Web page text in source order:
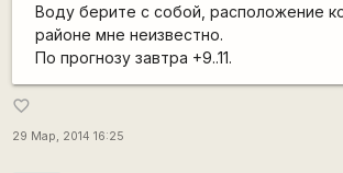
Воду берите с собой, расположение
районе мне неизвестно.
По прогнозу завтра +9..11.
favorite_border
29 Мар, 2014 16:25